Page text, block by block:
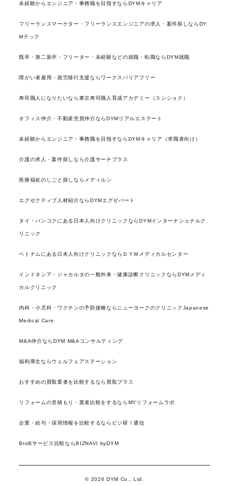
未経験からエンジニア・事務職を目指すならDYMキャリア
フリーランスマーケター・フリーランスエンジニアの求人・案件探しならDY
Mテック
既卒・第二新卒・フリーター・未経験などの就職・転職ならDYM就職
障がい者雇用・就労移行支援ならワークスバリアフリー
寿司職人になりたいなら東京寿司職人育成アカデミー（スシショク）
オフィス仲介・不動産売買仲介ならDYMリアルエステート
未経験からエンジニア・事務職を目指すならDYMキャリア（求職者向け）
介護の求人・案件探しなら介護サーチプラス
医療福祉のしごと探しならメディルン
エグゼクティブ人材紹介ならDYMエグゼパート
タイ・バンコクにある日本人向けクリニックならDYMインターナショナルク
リニック
ベトナムにある日本人向けクリニックならＤＹＭメディカルセンター
インドネシア・ジャカルタの一般外来・健康診断クリニックならDYMメディ
カルクリニック
内科・小児科・ワクチンの予防接種ならニューヨークのクリニックJapanese
Medical Care
M&A仲介ならDYM M&Aコンサルティング
福利厚生ならウェルフェアステーション
おすすめの買取業者を比較するなら買取プラス
リフォームの見積もり・業者比較をするならMYリフォームラボ
企業・給与・採用情報を比較するならビジ研！通信
BtoBサービス比較ならBIZNAVI byDYM
© 2026 DYM Co., Ltd.